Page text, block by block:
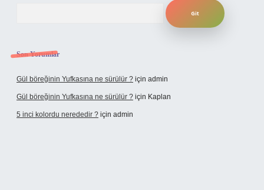
Son Yorumlar
Gül böreğinin Yufkasına ne sürülür ? için admin
Gül böreğinin Yufkasına ne sürülür ? için Kaplan
5 inci kolordu nerededir ? için admin